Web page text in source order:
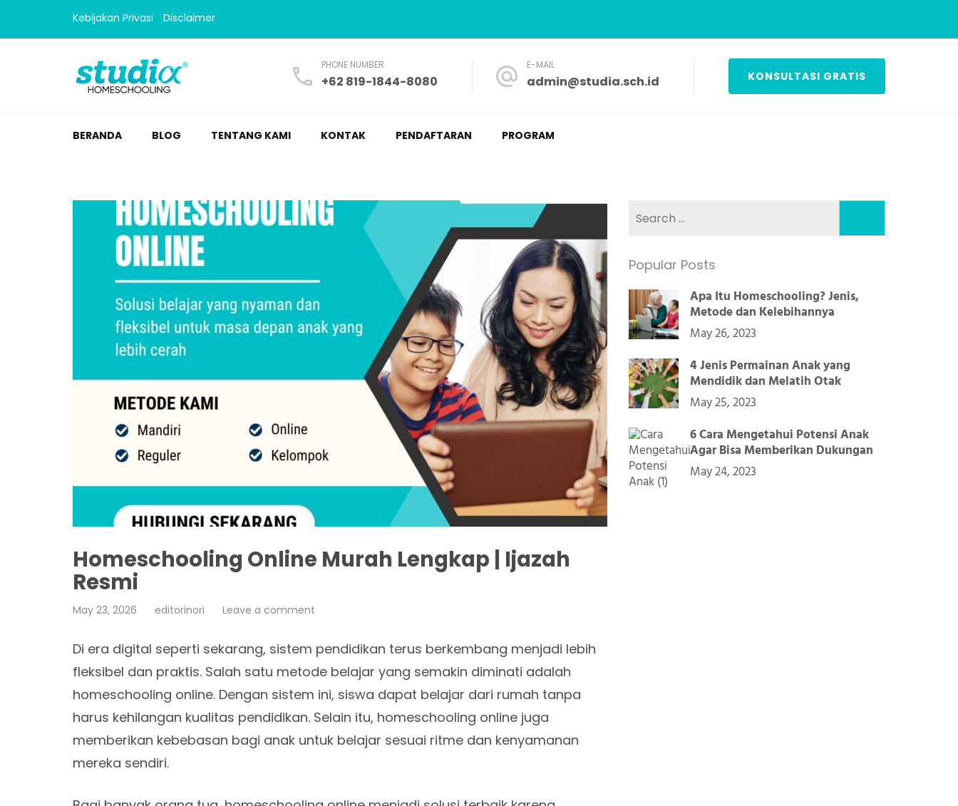
Kebijakan Privasi Disclaimer
PHONE NUMBER
+62 819-1844-8080
E-MAIL
admin@studia.sch.id KONSULTASI GRATIS
BERANDA BLOG TENTANG KAMI KONTAK PENDAFTARAN PROGRAM
Homeschooling Online Murah Lengkap | Ijazah
Resmi
May 23, 2026 editorinori Leave a comment
Di era digital seperti sekarang, sistem pendidikan terus berkembang menjadi lebih
fleksibel dan praktis. Salah satu metode belajar yang semakin diminati adalah
homeschooling online. Dengan sistem ini, siswa dapat belajar dari rumah tanpa
harus kehilangan kualitas pendidikan. Selain itu, homeschooling online juga
memberikan kebebasan bagi anak untuk belajar sesuai ritme dan kenyamanan
mereka sendiri.
for:
Popular Posts
Apa Itu Homeschooling? Jenis,
Metode dan Kelebihannya
May 26, 2023
4 Jenis Permainan Anak yang
Mendidik dan Melatih Otak
May 25, 2023
6 Cara Mengetahui Potensi Anak
Agar Bisa Memberikan Dukungan
May 24, 2023